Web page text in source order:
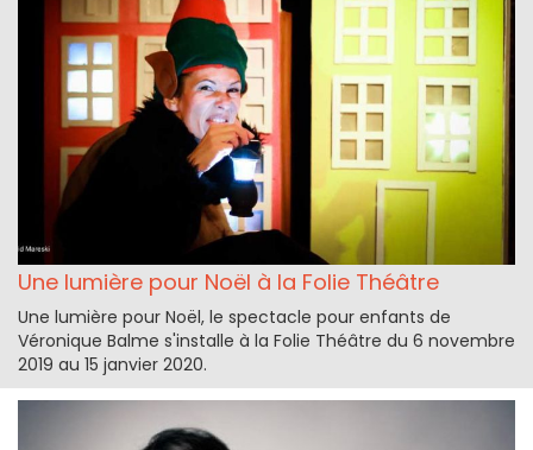
Une lumière pour Noël à la Folie Théâtre
Une lumière pour Noël, le spectacle pour enfants de
Véronique Balme s'installe à la Folie Théâtre du 6 novembre
2019 au 15 janvier 2020.